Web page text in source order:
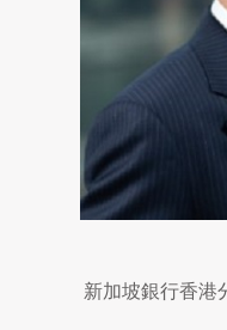
新加坡銀行香港